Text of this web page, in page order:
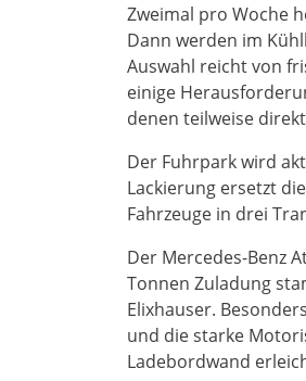
Zweimal pro Woche
Dann werden im
Auswahl reicht von
einige
denen teilweise
Der Fuhrpark wird
Lackierung ersetzt
Fahrzeuge in drei
Der Mercedes-Benz
Tonnen Zuladung
Elixhauser.
und die starke
Ladebordwand